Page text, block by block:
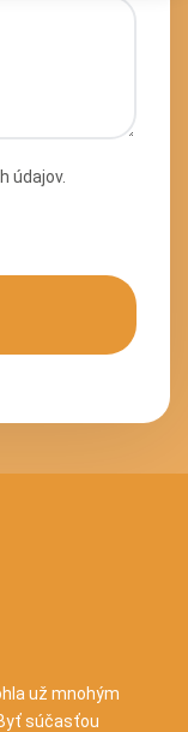
údajov.
už mnohým
súčasťou